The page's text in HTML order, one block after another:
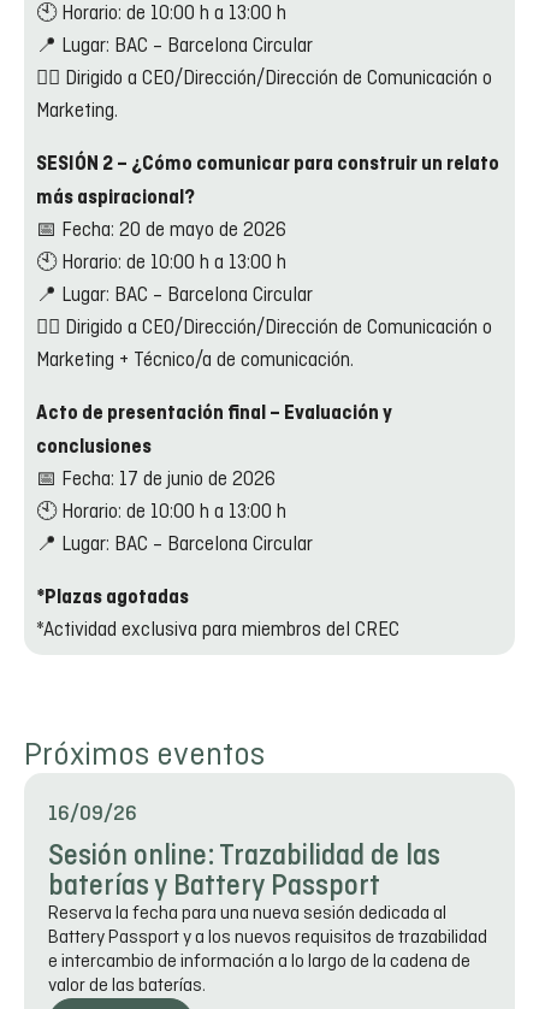
🕙 Horario: de 10:00 h a 13:00 h
📍 Lugar: BAC – Barcelona Circular
👉🏼 Dirigido a CEO/Dirección/Dirección de Comunicación o
Marketing.
SESIÓN 2 – ¿Cómo comunicar para construir un relato
más aspiracional?
📅 Fecha: 20 de mayo de 2026
🕙 Horario: de 10:00 h a 13:00 h
📍 Lugar: BAC – Barcelona Circular
👉🏼 Dirigido a CEO/Dirección/Dirección de Comunicación o
Marketing + Técnico/a de comunicación.
Acto de presentación final – Evaluación y
conclusiones
📅 Fecha: 17 de junio de 2026
🕙 Horario: de 10:00 h a 13:00 h
📍 Lugar: BAC – Barcelona Circular
*Plazas agotadas
*Actividad exclusiva para miembros del CREC
Próximos eventos
16/09/26
Sesión online: Trazabilidad de las
baterías y Battery Passport
Reserva la fecha para una nueva sesión dedicada al
Battery Passport y a los nuevos requisitos de trazabilidad
e intercambio de información a lo largo de la cadena de
valor de las baterías.